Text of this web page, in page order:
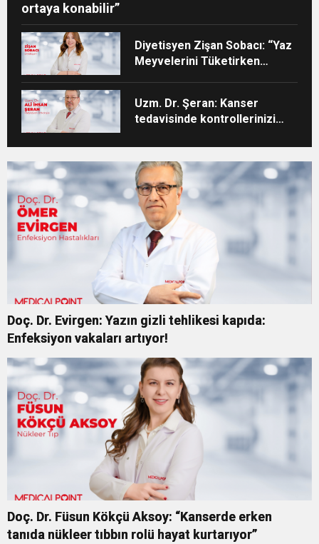
ortaya konabilir”
Diyetisyen Zişan Sobacı: “Yaz
Meyvelerini Tüketirken
Uzm. Dr. Şeran: Kanser
tedavisinde kontrollerinizi
Doç. Dr. Evirgen: Yazın gizli tehlikesi kapıda:
Enfeksiyon vakaları artıyor!
Doç. Dr. Füsun Kökçü Aksoy: “Kanserde erken
tanıda nükleer tıbbın rolü hayat kurtarıyor”